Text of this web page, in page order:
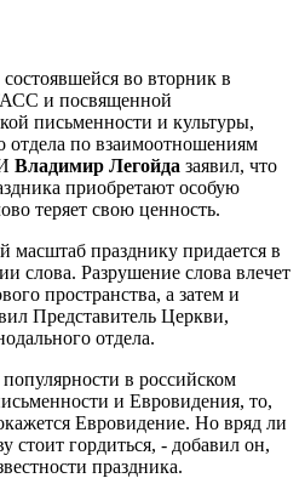
во вторник в
и посвященной
письменности и культуры,
отдела по взаимоотношениям
Владимир Легойда заявил, что
приобретают особую
теряет свою ценность.
масштаб празднику придается в
слова. Разрушение слова влечет
пространства, а затем и
Представитель Церкви,
отдела.
в российском
и Евровидения, то,
Евровидение. Но вряд ли
стоит гордиться, - добавил он,
праздника.